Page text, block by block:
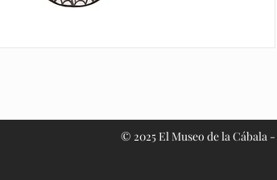
© 2025 El Museo de la Cábala -